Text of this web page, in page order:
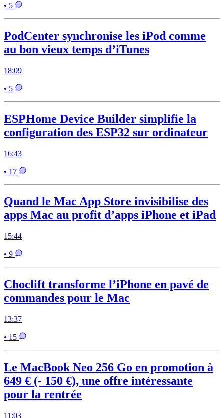
• 5
PodCenter synchronise les iPod comme
au bon vieux temps d’iTunes
18:09
• 5
ESPHome Device Builder simplifie la
configuration des ESP32 sur ordinateur
16:43
• 17
Quand le Mac App Store invisibilise des
apps Mac au profit d’apps iPhone et iPad
15:44
• 9
Choclift transforme l’iPhone en pavé de
commandes pour le Mac
13:37
• 15
Le MacBook Neo 256 Go en promotion à
649 € (- 150 €), une offre intéressante
pour la rentrée
11:03